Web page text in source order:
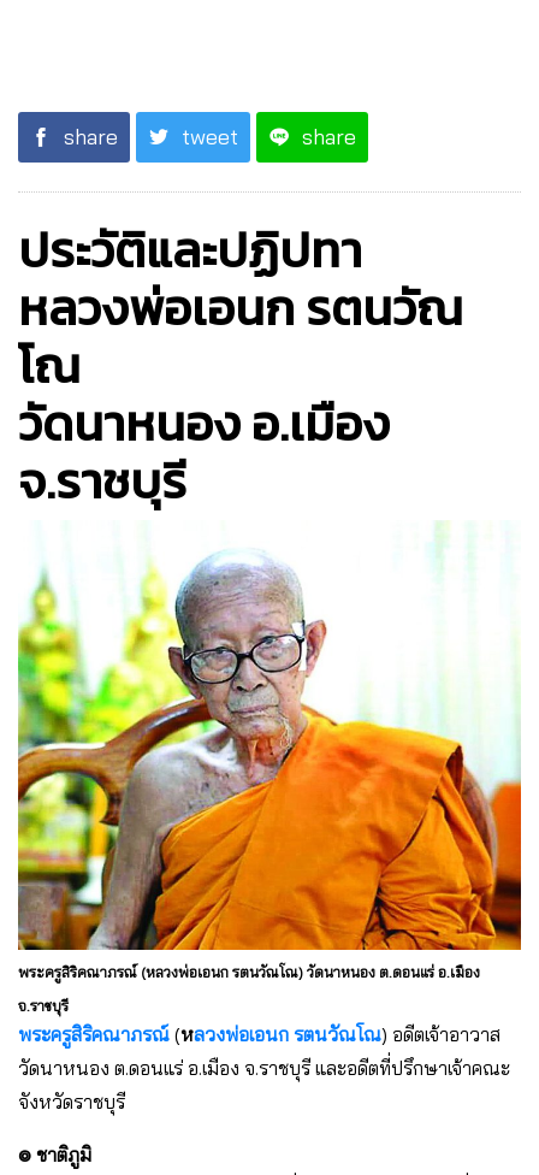
share tweet share
ประวัติและปฏิปทา
หลวงพ่อเอนก รตนวัณ
โณ
วัดนาหนอง อ.เมือง
จ.ราชบุรี
พระครูสิริคณาภรณ์ (หลวงพ่อเอนก รตนวัณโณ) วัดนาหนอง ต.ดอนแร่ อ.เมือง
จ.ราชบุรี
พระครูสิริคณาภรณ์ (หลวงพ่อเอนก รตนวัณโณ) อดีตเจ้าอาวาส
วัดนาหนอง ต.ดอนแร่ อ.เมือง จ.ราชบุรี และอดีตที่ปรึกษาเจ้าคณะ
จังหวัดราชบุรี
๏ ชาติภูมิ